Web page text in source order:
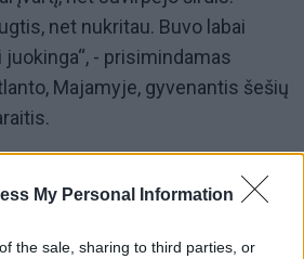
My Personal Information
the sale, sharing to third parties, or
net nukritau. Buvo labai
- prisimindamas
Majamyje, gyvenantis šešių